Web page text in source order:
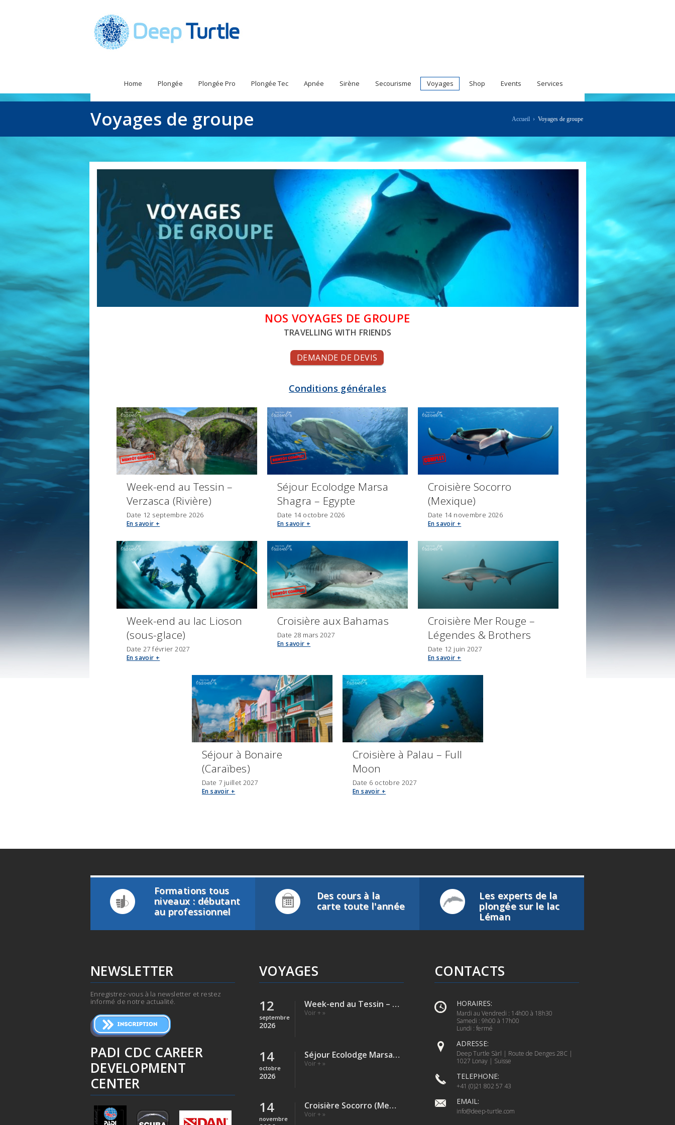
Home Plongée Plongée Pro Plongée Tec Apnée Sirène Secourisme Voyages Shop Events Services
Voyages de groupe Accueil › Voyages de groupe
NOS VOYAGES DE GROUPE
TRAVELLING WITH FRIENDS
DEMANDE DE DEVIS
Conditions générales
Week-end au Tessin –
Verzasca (Rivière)
Date 12 septembre 2026
En savoir +
Séjour Ecolodge Marsa
Shagra – Egypte
Date 14 octobre 2026
En savoir +
Croisière Socorro
(Mexique)
Date 14 novembre 2026
En savoir +
Week-end au lac Lioson
(sous-glace)
Date 27 février 2027
En savoir +
Croisière aux Bahamas
Date 28 mars 2027
En savoir +
Croisière Mer Rouge –
Légendes & Brothers
Date 12 juin 2027
En savoir +
Séjour à Bonaire
(Caraïbes)
Date 7 juillet 2027
En savoir +
Croisière à Palau – Full
Moon
Date 6 octobre 2027
En savoir +
Formations tous
niveaux : débutant
au professionnel
Des cours à la
carte toute l'année
Les experts de la
plongée sur le lac
Léman
NEWSLETTER
Enregistrez-vous à la newsletter et restez
informé de notre actualité.
PADI CDC CAREER
DEVELOPMENT
CENTER
VOYAGES
12
septembre
2026
Week-end au Tessin – Verzasca (Rivière)
Voir + »
14
octobre
2026
Séjour Ecolodge Marsa Shagra – Egypte
Voir + »
14
novembre
Croisière Socorro (Mexique)
Voir + »
CONTACTS
HORAIRES:
Mardi au Vendredi : 14h00 à 18h30
Samedi : 9h00 à 17h00
Lundi : fermé
ADRESSE:
Deep Turtle Sàrl | Route de Denges 28C |
1027 Lonay | Suisse
TELEPHONE:
+41 (0)21 802 57 43
EMAIL:
info@deep-turtle.com
EN 2026, CHANGEZ DE MÉTIER,
DEVENEZ INSTRUCTEUR DE PLONGÉE PADI!
Information àinfo@deep-turtle.com